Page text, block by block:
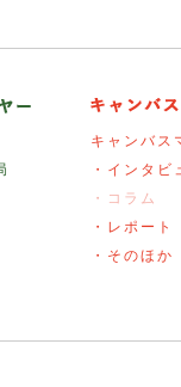
キャンバス
・インタビ
・コラム
・レポート
・そのほか